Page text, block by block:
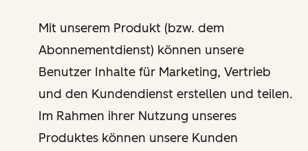
Mit unserem Produkt (bzw. dem
Abonnementdienst) können unsere
Benutzer Inhalte für Marketing, Vertrieb
und den Kundendienst erstellen und teilen.
Im Rahmen ihrer Nutzung unseres
Produktes können unsere Kunden